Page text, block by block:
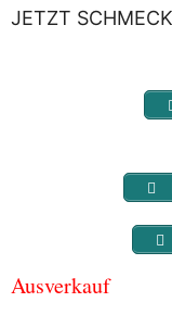
Dritte
JETZT
Ausverkauf